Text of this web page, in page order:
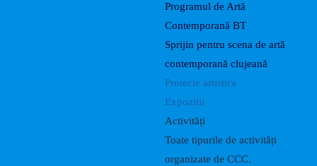
Programul de Artă
Contemporană BT
Sprijin pentru scena de artă
contemporană clujeană
Proiecte artistice
Expoziții
Activități
Toate tipurile de activități
organizate de CCC.